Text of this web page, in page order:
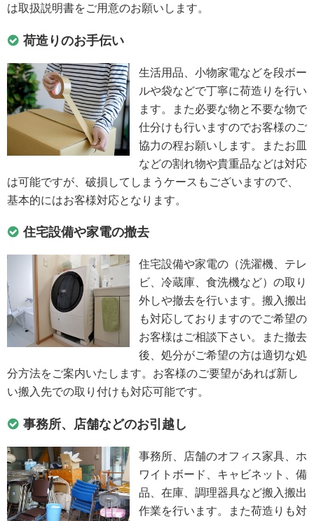
は取扱説明書をご用意のお願いします。
荷造りのお手伝い
生活用品、小物家電などを段ボー
ルや袋などで丁寧に荷造りを行い
ます。また必要な物と不要な物で
仕分けも行いますのでお客様のご
協力の程お願いします。またお皿
などの割れ物や貴重品などは対応
は可能ですが、破損してしまうケースもございますので、
基本的にはお客様対応となります。
住宅設備や家電の撤去
住宅設備や家電の（洗濯機、テレ
ビ、冷蔵庫、食洗機など）の取り
外しや撤去を行います。搬入搬出
も対応しておりますのでご希望の
お客様はご相談下さい。また撤去
後、処分がご希望の方は適切な処
分方法をご案内いたします。お客様のご要望があれば新し
い搬入先での取り付けも対応可能です。
事務所、店舗などのお引越し
事務所、店舗のオフィス家具、ホ
ワイトボード、キャビネット、備
品、在庫、調理器具など搬入搬出
作業を行います。また荷造りも対